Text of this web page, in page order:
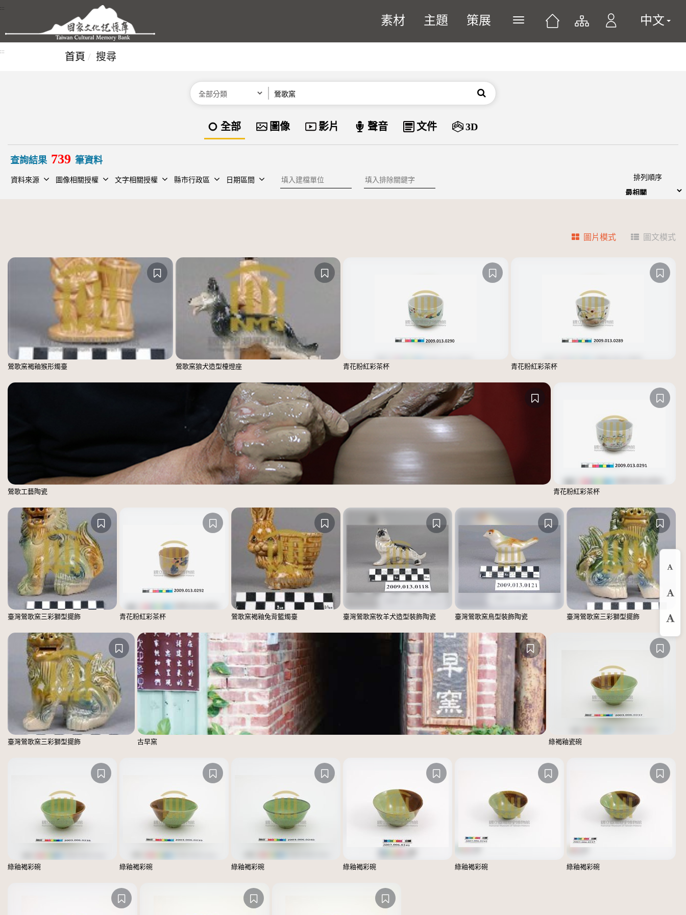
跳到主要內容區塊
:::
素材 主題 策展 展開或關閉主選單 中文
::: 首頁 搜尋
分類 搜尋
資料類型
全部 圖像 影片 聲音 文件 3D
查詢結果 739 筆資料
資料來源 圖像相關授權 文字相關授權 縣市行政區 日期區間 建檔單位 排除關鍵字 排列順序
圖片模式 圖文模式
鶯歌窯褐釉猴形燭臺 鶯歌窯狼犬造型檯燈座 青花粉紅彩茶杯 青花粉紅彩茶杯
鶯歌工藝陶瓷 青花粉紅彩茶杯
臺灣鶯歌窯三彩獅型擺飾 青花粉紅彩茶杯 鶯歌窯褐釉兔背籃燭臺 臺灣鶯歌窯牧羊犬造型裝飾陶瓷 臺灣鶯歌窯鳥型裝飾陶瓷 臺灣鶯歌窯三彩獅型擺飾
臺灣鶯歌窯三彩獅型擺飾 古早窯 綠褐釉瓷碗
綠釉褐彩碗 綠釉褐彩碗 綠釉褐彩碗 綠釉褐彩碗 綠釉褐彩碗 綠釉褐彩碗
放